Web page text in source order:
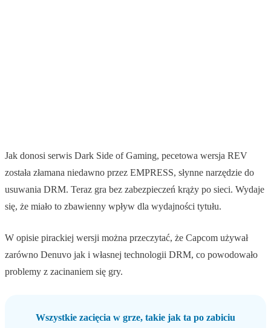
Jak donosi serwis Dark Side of Gaming, pecetowa wersja REV
została złamana niedawno przez EMPRESS, słynne narzędzie do
usuwania DRM. Teraz gra bez zabezpieczeń krąży po sieci. Wydaje
się, że miało to zbawienny wpływ dla wydajności tytułu.
W opisie pirackiej wersji można przeczytać, że Capcom używał
zarówno Denuvo jak i własnej technologii DRM, co powodowało
problemy z zacinaniem się gry.
Wszystkie zacięcia w grze, takie jak ta po zabiciu